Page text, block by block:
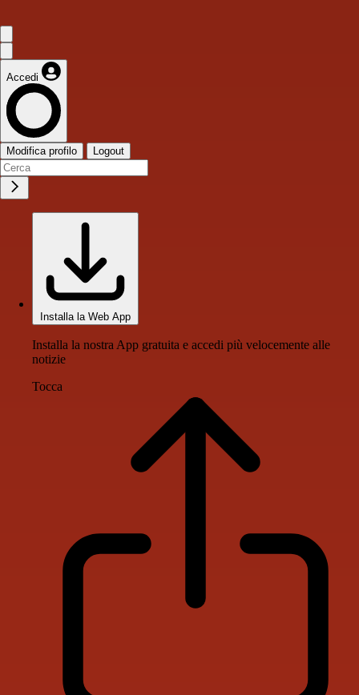
Accedi
Modifica profilo Logout
Installa la Web App
Installa la nostra App gratuita e accedi più velocemente alle
notizie
Tocca